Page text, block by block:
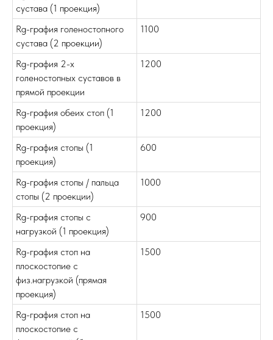
сустава (1 проекция)
Rg-графия голеностопного
сустава (2 проекции)
1100
Rg-графия 2-х
голеностопных суставов в
прямой проекции
1200
Rg-графия обеих стоп (1
проекция)
1200
Rg-графия стопы (1
проекция)
600
Rg-графия стопы / пальца
стопы (2 проекции)
1000
Rg-графия стопы с
нагрузкой (1 проекция)
900
Rg-графия стоп на
плоскостопие с
физ.нагрузкой (прямая
проекция)
1500
Rg-графия стоп на
плоскостопие с
1500